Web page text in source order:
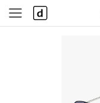
사
이
다
나
와